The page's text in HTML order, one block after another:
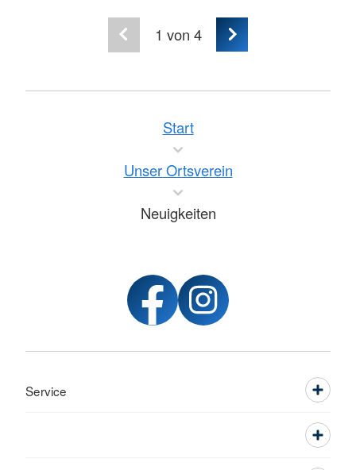
1 von 4
Start
Unser Ortsverein
Neuigkeiten
Service